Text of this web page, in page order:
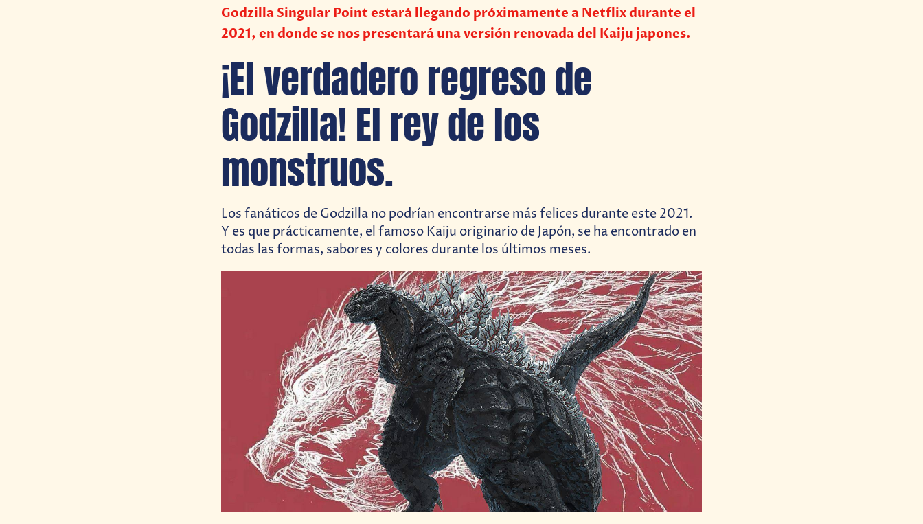
Godzilla Singular Point estará llegando próximamente a Netflix durante el
2021, en donde se nos presentará una versión renovada del Kaiju japones.
¡El verdadero regreso de
Godzilla! El rey de los
monstruos.
Los fanáticos de Godzilla no podrían encontrarse más felices durante este 2021.
Y es que prácticamente, el famoso Kaiju originario de Japón, se ha encontrado en
todas las formas, sabores y colores durante los últimos meses.